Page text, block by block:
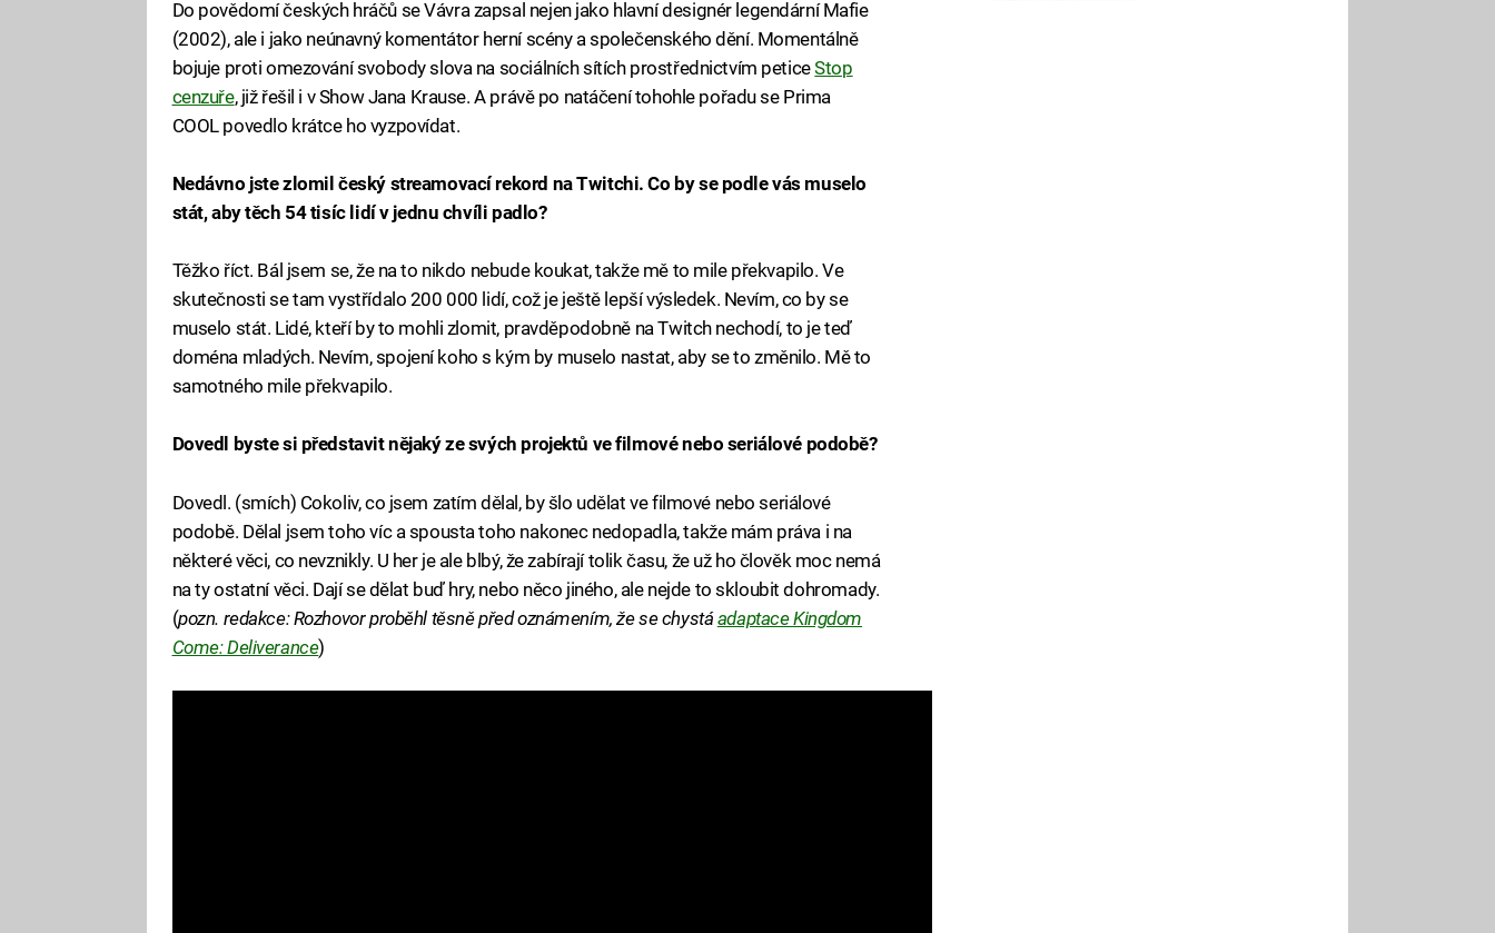
Do povědomí českých hráčů se Vávra zapsal nejen jako hlavní designér legendární Mafie
(2002), ale i jako neúnavný komentátor herní scény a společenského dění. Momentálně
bojuje proti omezování svobody slova na sociálních sítích prostřednictvím peticeStop
cenzuře, již řešil i v Show Jana Krause. A právě po natáčení tohohle pořadu se Prima
COOL povedlo krátce ho vyzpovídat.
Nedávno jste zlomil český streamovací rekord na Twitchi. Co by se podle vás muselo
stát, aby těch 54 tisíc lidí v jednu chvíli padlo?
Těžko říct. Bál jsem se, že na to nikdo nebude koukat, takže mě to mile překvapilo. Ve
skutečnosti se tam vystřídalo 200 000 lidí, což je ještě lepší výsledek. Nevím, co by se
muselo stát. Lidé, kteří by to mohli zlomit, pravděpodobně na Twitch nechodí, to je teď
doména mladých. Nevím, spojení koho s kým by muselo nastat, aby se to změnilo. Mě to
samotného mile překvapilo.
Dovedl byste si představit nějaký ze svých projektů ve filmové nebo seriálové podobě?
Dovedl. (smích) Cokoliv, co jsem zatím dělal, by šlo udělat ve filmové nebo seriálové
podobě. Dělal jsem toho víc a spousta toho nakonec nedopadla, takže mám práva i na
některé věci, co nevznikly. U her je ale blbý, že zabírají tolik času, že už ho člověk moc nemá
na ty ostatní věci. Dají se dělat buď hry, nebo něco jiného, ale nejde to skloubit dohromady.
(pozn. redakce: Rozhovor proběhl těsně před oznámením, že se chystáadaptace Kingdom
Come: Deliverance)